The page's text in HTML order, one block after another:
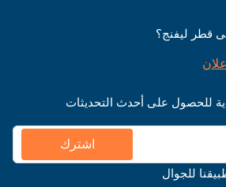
قطر ليفنج؟
للحصول على أحدث التحديثات
اشترك
للجوال